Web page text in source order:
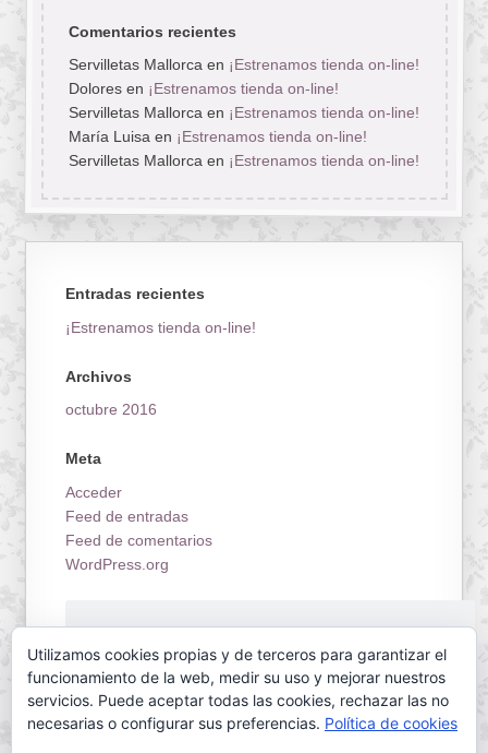
Comentarios recientes
Servilletas Mallorcaen ¡Estrenamos tienda on-line!
Doloresen ¡Estrenamos tienda on-line!
Servilletas Mallorcaen ¡Estrenamos tienda on-line!
María Luisaen ¡Estrenamos tienda on-line!
Servilletas Mallorcaen ¡Estrenamos tienda on-line!
Entradas recientes
¡Estrenamos tienda on-line!
Archivos
octubre 2016
Meta
Acceder
Feed de entradas
Feed de comentarios
WordPress.org
Utilizamos cookies propias y de terceros para garantizar el
funcionamiento de la web, medir su uso y mejorar nuestros
servicios. Puede aceptar todas las cookies, rechazar las no
necesarias o configurar sus preferencias. Política de cookies